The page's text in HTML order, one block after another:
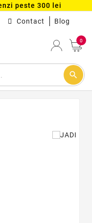
peste 300 lei
Contact Blog
0
search